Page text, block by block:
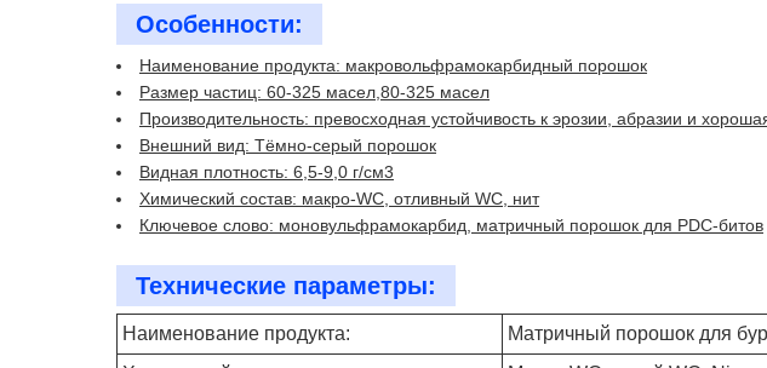
Особенности:
Наименование продукта: макровольфрамокарбидный порошок
Размер частиц: 60-325 масел,80-325 масел
Производительность: превосходная устойчивость к эрозии, абразии и
Внешний вид: Тёмно-серый порошок
Видная плотность: 6,5-9,0 г/см3
Химический состав: макро-WC, отливный WC, нит
Ключевое слово: моновульфрамокарбид, матричный порошок для PDC-битов
Технические параметры:
Наименование продукта:
Матричный порошок для